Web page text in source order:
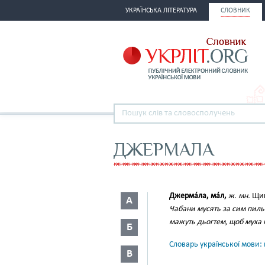
УКРАЇНСЬКА ЛІТЕРАТУРА СЛОВНИК
ДЖЕРМАЛА
А
Б
В
Джерма́ла, ма́л, ж. мн.
Чабани мусять за сим
мажуть дьогтем, щоб муха
Словарь української